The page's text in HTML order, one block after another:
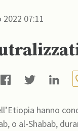
07:11
hanno
Shabab, durante gli